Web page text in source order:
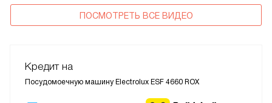
ПОСМОТРЕТЬ ВСЕ ВИДЕО
Кредит на
Посудомоечную машину Electrolux ESF 4660 ROX